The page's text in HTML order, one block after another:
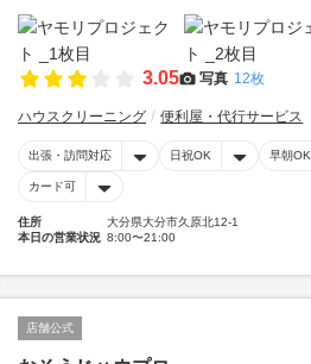
3.05 写真 12枚
ハウスクリーニング 便利屋・代行サービス
出張・訪問対応 日祝OK 早朝OK
カード可
住所
大分県大分市久原北12-1
本日の営業状況 8:00〜21:00
店舗公式